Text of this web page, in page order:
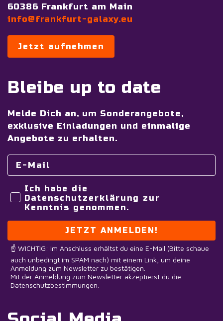
60386 Frankfurt am Main
info@frankfurt-galaxy.eu
Jetzt aufnehmen
Bleibe up to date
Melde Dich an, um Sonderangebote,
exklusive Einladungen und einmalige
Angebote zu erhalten.
Ich habe die
Datenschutzerklärung zur
Kenntnis genommen.
JETZT ANMELDEN!
☝️ WICHTIG: Im Anschluss erhältst du eine E-Mail (Bitte schaue
auch unbedingt im SPAM nach) mit einem Link, um deine
Anmeldung zum Newsletter zu bestätigen.
Mit der Anmeldung zum Newsletter akzeptierst du die
Datenschutzbestimmungen.